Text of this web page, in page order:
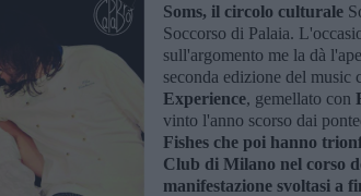
Soms, il circolo culturale
Soccorso di Palaia.
sull'argomento me la dà
seconda edizione del music
Experience, gemellato con
vinto l'anno scorso dai
Fishes che poi hanno
Club di Milano nel corso
manifestazione svoltasi a